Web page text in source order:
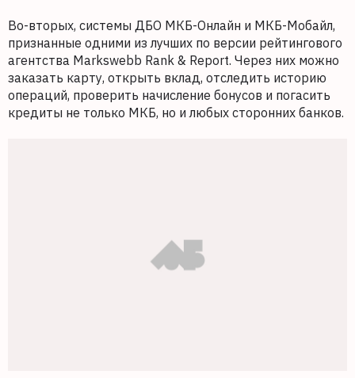
Во-вторых, системы ДБО МКБ-Онлайн и МКБ-Мобайл,
признанные одними из лучших по версии рейтингового
агентства Markswebb Rank & Report. Через них можно
заказать карту, открыть вклад, отследить историю
операций, проверить начисление бонусов и погасить
кредиты не только МКБ, но и любых сторонних банков.